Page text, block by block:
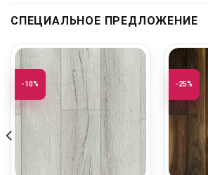
СПЕЦИАЛЬНОЕ ПРЕДЛОЖЕНИЕ
-10% -25%